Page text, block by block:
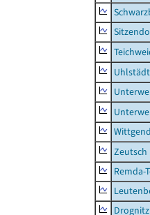
Uhlstädt
Zeutsch
Remda-
Drognitz